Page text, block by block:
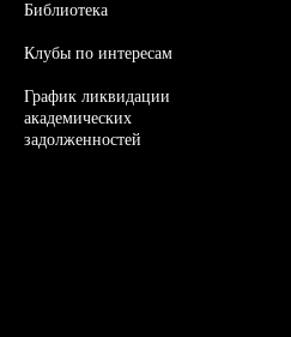
Библиотека
Клубы по интересам
График ликвидации
академических
задолженностей